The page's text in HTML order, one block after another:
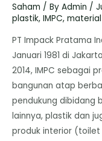
Saham / By Admin /
plastik, IMPC,
PT Impack Pratama
Januari 1981 di
2014, IMPC sebagai
bangunan atap
pendukung dibidang
lainnya, plastik dan
produk interior (toilet